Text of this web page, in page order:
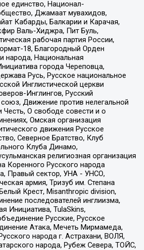
единство, Национал-
Джамаат мувахидов,
Кабарды, Балкарии и Карачая,
Валь-Хиджра, Пит Буль,
рабочая партия России,
18, Благородный Орден
народа, Национальная
города Череповца,
Русь, Русское национальное
Инглистической церкви
Инглингов, Русский
Движение против нелегальной
Честь, О свободе совести и о
Омская организация
движения Русское
Северное Братство, Клуб
Клуба Динамо,
религиозная организация
Коренного Русского народа
Правый сектор, УНА - УНСО,
армия, Тризуб им. Степана
Крест, Misanthropic division,
последователей инглиизма,
Инициатива, TulaSkins,
Русские, Русское
Атака, Мечеть Мирмамеда,
народа г. Астрахани, ВОЛЯ,
народа, Рубеж Севера, ТОЙС,